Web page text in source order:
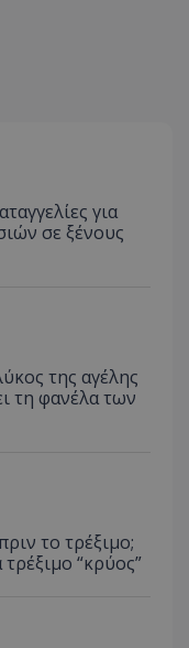
για
σε ξένους
της αγέλης
τη φανέλα των
το τρέξιμο;
τρέξιμο “κρύος”